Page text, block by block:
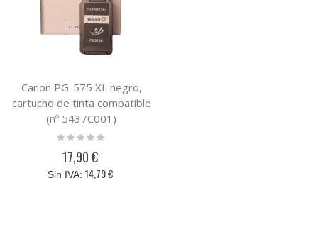
Canon PG-575 XL negro,
cartucho de tinta compatible
(nº 5437C001)
Rating:
17,90 €
14,79 €